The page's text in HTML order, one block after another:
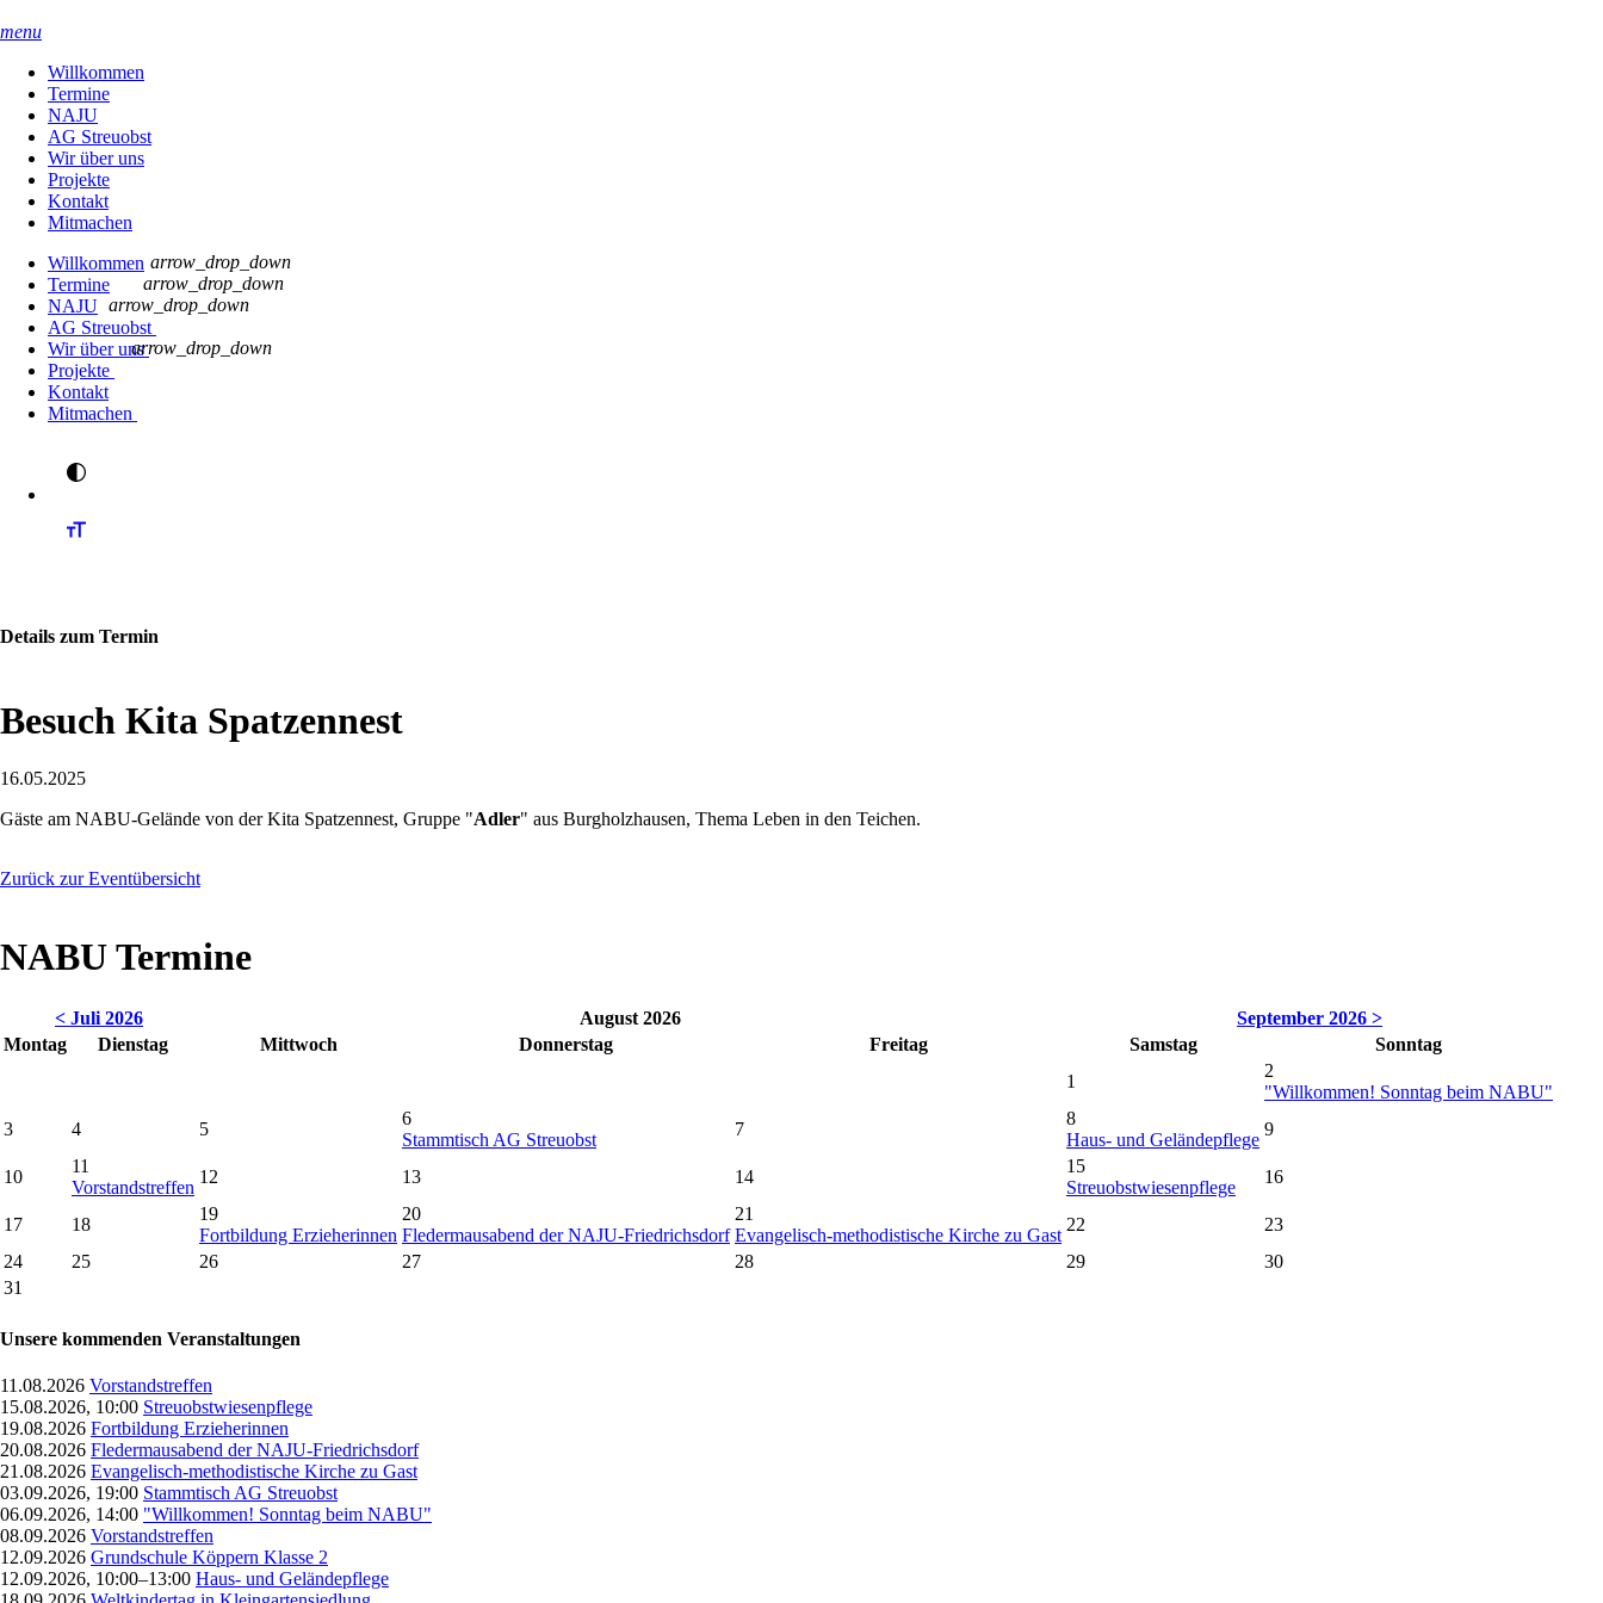
menu
Willkommen
Termine
NAJU
AG Streuobst
Wir über uns
Projekte
Kontakt
Mitmachen
Willkommen
Termine
NAJU
AG Streuobst
arrow_drop_down
Wir über uns
arrow_drop_down
Projekte
arrow_drop_down
Kontakt
Mitmachen
arrow_drop_down
Details zum Termin
Besuch Kita Spatzennest
16.05.2025
Gäste am NABU-Gelände von der Kita Spatzennest, Gruppe "Adler" aus Burgholzhausen, Thema Leben in den Teichen.
Zurück zur Eventübersicht
NABU Termine
< Juli 2026 August 2026
September 2026 >
Montag
Dienstag Mittwoch Donnerstag Freitag Samstag
Sonntag
1
2
"Willkommen! Sonntag beim NABU"
3
4 5
6
Stammtisch AG Streuobst
7
8
Haus- und Geländepflege
9
10
11
Vorstandstreffen
12 13 14
15
Streuobstwiesenpflege
16
17 18
19
Fortbildung Erzieherinnen
20
Fledermausabend der NAJU-Friedrichsdorf
21
Evangelisch-methodistische Kirche zu Gast
22
23
24
25 26 27 28 29
30
31
Unsere kommenden Veranstaltungen
11.08.2026 Vorstandstreffen
15.08.2026, 10:00 Streuobstwiesenpflege
19.08.2026 Fortbildung Erzieherinnen
20.08.2026 Fledermausabend der NAJU-Friedrichsdorf
21.08.2026 Evangelisch-methodistische Kirche zu Gast
03.09.2026, 19:00 Stammtisch AG Streuobst
06.09.2026, 14:00 "Willkommen! Sonntag beim NABU"
08.09.2026 Vorstandstreffen
12.09.2026 Grundschule Köppern Klasse 2
12.09.2026, 10:00–13:00 Haus- und Geländepflege